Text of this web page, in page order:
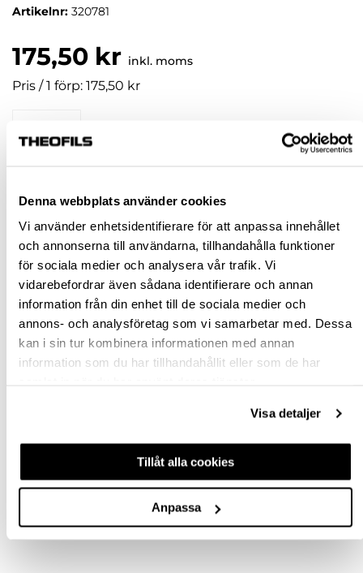
Denna webbplats använder cookies
Vi använder enhetsidentifierare för att anpassa innehållet
och annonserna till användarna, tillhandahålla funktioner
för sociala medier och analysera vår trafik. Vi
vidarebefordrar även sådana identifierare och annan
information från din enhet till de sociala medier och
annons- och analysföretag som vi samarbetar med. Dessa
kan i sin tur kombinera informationen med annan
information som du har tillhandahållit eller som de har
Visa detaljer
Tillåt alla cookies
Anpassa
Artikelnr: 320781
175,50 kr inkl. moms
Pris / 1 förp: 175,50 kr
Jönköping huvudlager Finns i lager online
Jönköping butik Finns i lager
Stockholm butik Finns i lager
Snabba leveranser
Hämta i butik